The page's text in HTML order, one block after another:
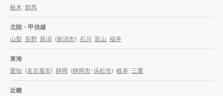
栃木 群馬
北陸・甲信越
山梨 長野 新潟 (新潟市) 石川 富山 福井
東海
愛知 (名古屋市) 静岡 (静岡市・浜松市) 岐阜 三重
近畿